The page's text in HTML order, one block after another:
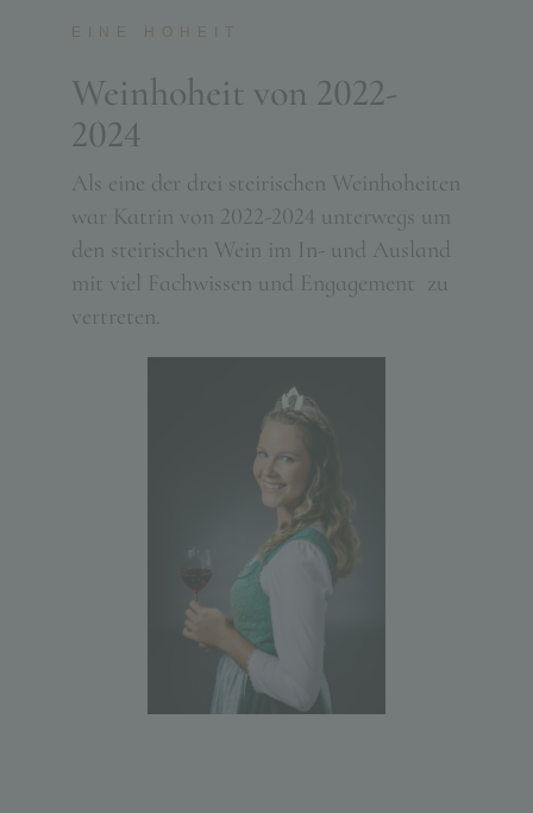
EINE HOHEIT
Weinhoheit von 2022-
2024
Als eine der drei steirischen Weinhoheiten
war Katrin von 2022-2024 unterwegs um
den steirischen Wein im In- und Ausland
mit viel Fachwissen und Engagement zu
vertreten.